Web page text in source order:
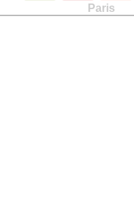
Paris